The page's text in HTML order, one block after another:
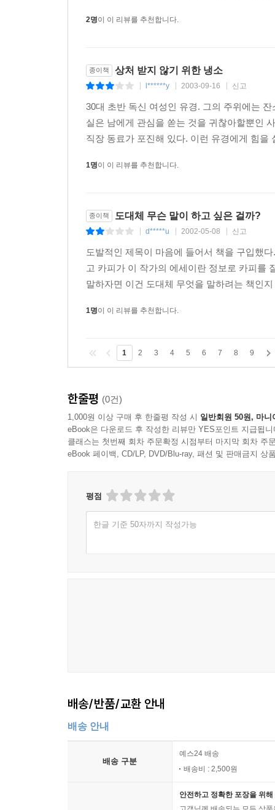
--- p.149
신을 선택하지 않는 것이 낫다. 독신 어리광은 '
어만 준다면 내가 훨씬 행복할텐데....'하는 주부
--- p.199
는 그것을 이겨낸다. 불을 이겨내고 강철이 되겠
--- p.128-129
'맥주 마시러 갈래요?'
'안 돼. 나는 내일 출근해야 하고 할 일도 많아. 술
'그러면 게임하러 가는 건요?'
'난 인터넷 게임 해 본 적이 없어.'
'주말에는 수의학 교실에 공부하러 안 나오시나
'그러면 저어. 주말에 집으로 전화해도 돼요? 괜찮
'너는 요구하는 것이 왜 그렇게 많아?
난 마침내 화를 내고 말았다.
--- p.202-203
나는 짧게 대답했다.
'만나러 간단 말이니?'
미라는 디저트로 나온 케이크를 한입 삼키다 말
시고 식사전에 초콜릿을 먹고 야채샐러드에는 간
--- p.214-215
냉정함과 자제력이 결핍된 신경질적인 목소리,
였다. 물론 내 예감이 틀릴 수도 있다. 그러나 불
2명이 이 리뷰를 추천합니다.
종이책 상처 받지 않기 위한 냉소
l******y 2003-09-16 신고
30대 초반 독신 여성인 유경. 그의 주위에는
실은 남에게 관심을 쏟는 것을 귀찮아할뿐인
직장 동료가 포진해 있다. 이런 유경에게 힘
1명이 이 리뷰를 추천합니다.
종이책 도대체 무슨 말이 하고 싶은 걸까?
d*****u 2002-05-08 신고
도발적인 제목이 마음에 들어서 책을 구입했
고 카피가 이 작가의 에세이란 정보로 카피를
말하자면 이건 도대체 무엇을 말하려는 책인
1명이 이 리뷰를 추천합니다.
1 2 3 4 5 6 7 8 9
한줄평 (0건)
1,000원 이상 구매 후 한줄평 작성 시 일반회원 50원, 마니
eBook은 다운로드 후 작성한 리뷰만 YES포인트 지급됩니
클래스는 첫번째 회차 주문확정 시점부터 마지막 회차 주
eBook 페이백, CD/LP, DVD/Blu-ray, 패션 및 판매금지 상
평점
한글 기준 50자까지 작성가능
배송/반품/교환 안내
배송 안내
배송 구분
예스24 배송
배송비 : 2,500원
안전하고 정확한 포장을 위